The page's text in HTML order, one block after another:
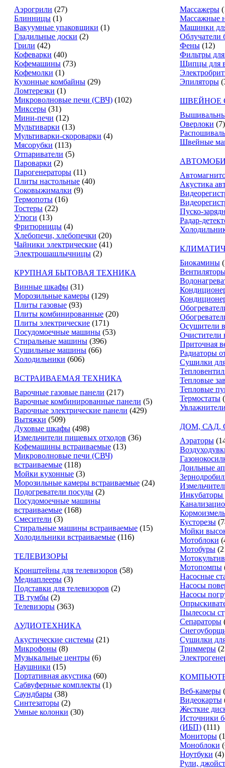
Аэрогрили (27)
Блинницы (1)
Вакуумные упаковщики (1)
Гладильные доски (2)
Грили (42)
Кофеварки (40)
Кофемашины (73)
Кофемолки (1)
Кухонные комбайны (29)
Ломтерезки (1)
Микроволновые печи (СВЧ) (102)
Миксеры (31)
Мини-печи (12)
Мультиварки (13)
Мультиварки-скороварки (4)
Мясорубки (113)
Отпариватели (5)
Пароварки (2)
Парогенераторы (11)
Плиты настольные (40)
Соковыжималки (9)
Термопоты (16)
Тостеры (22)
Утюги (13)
Фритюрницы (4)
Хлебопечи, хлебопечки (20)
Чайники электрические (41)
Электрошашлычницы (2)
КРУПНАЯ БЫТОВАЯ ТЕХНИКА
Винные шкафы (31)
Морозильные камеры (129)
Плиты газовые (93)
Плиты комбинированные (20)
Плиты электрические (171)
Посудомоечные машины (53)
Стиральные машины (396)
Сушильные машины (66)
Холодильники (606)
ВСТРАИВАЕМАЯ ТЕХНИКА
Варочные газовые панели (217)
Варочные комбинированные панели (5)
Варочные электрические панели (429)
Вытяжки (509)
Духовые шкафы (498)
Измельчители пищевых отходов (36)
Кофемашины встраиваемые (13)
Микроволновые печи (СВЧ)
встраиваемые (118)
Мойки кухонные (3)
Морозильные камеры встраиваемые (24)
Подогреватели посуды (2)
Посудомоечные машины
встраиваемые (168)
Смесители (3)
Стиральные машины встраиваемые (15)
Холодильники встраиваемые (116)
ТЕЛЕВИЗОРЫ
Кронштейны для телевизоров (58)
Медиаплееры (3)
Подставки для телевизоров (2)
ТВ тумбы (2)
Телевизоры (363)
АУДИОТЕХНИКА
Акустические системы (21)
Микрофоны (8)
Музыкальные центры (6)
Наушники (15)
Портативная акустика (60)
Сабвуферные комплекты (1)
Саундбары (38)
Синтезаторы (2)
Умные колонки (30)
Массажеры
Массажные
Машинки
Облучатели
Фены (12)
Фильтры
Щипцы для
Эпиляторы
ШВЕЙНОЕ
Оверлоки (7)
Швейные
Акустика
Пуско-
Радар-
Биокамины
Осушители
Очистители
Приточная
Радиаторы
Сушилки
Тепловые
Тепловые
Термостаты
ДОМ, САД,
Аэраторы
Доильные
Инкубаторы
Кусторезы
Мойки
Мотоблоки
Мотобуры
Мотопомпы
Насосные
Насосы
Насосы
Пылесосы
Сепараторы
Сушилки
Триммеры
Веб-камеры
Видеокарты
Жесткие
Источники
(ИБП) (111)
Мониторы
Моноблоки
Ноутбуки (4)
Рули,